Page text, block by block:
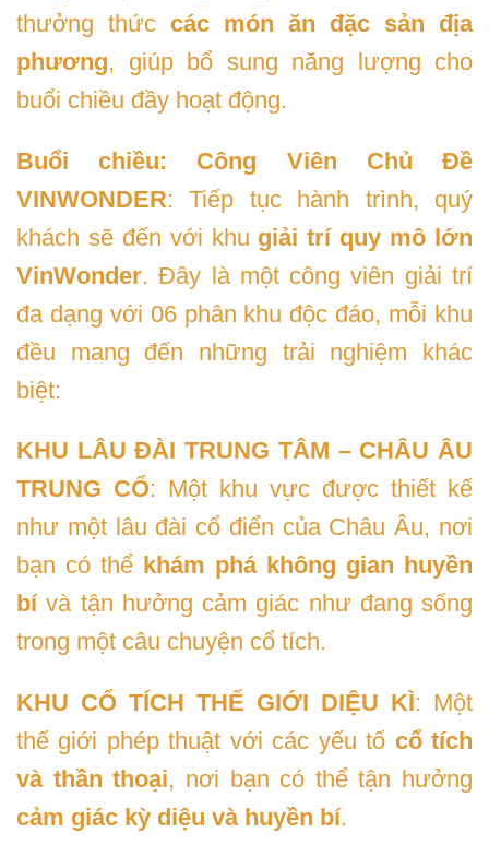
thưởng thức các món ăn đặc sản địa
phương, giúp bổ sung năng lượng cho
buổi chiều đầy hoạt động.
Buổi chiều: Công Viên Chủ Đề
VINWONDER: Tiếp tục hành trình, quý
khách sẽ đến với khu giải trí quy mô lớn
VinWonder. Đây là một công viên giải trí
đa dạng với 06 phân khu độc đáo, mỗi khu
đều mang đến những trải nghiệm khác
biệt:
KHU LÂU ĐÀI TRUNG TÂM – CHÂU ÂU
TRUNG CỔ: Một khu vực được thiết kế
như một lâu đài cổ điển của Châu Âu, nơi
bạn có thể khám phá không gian huyền
bívà tận hưởng cảm giác như đang sống
trong một câu chuyện cổ tích.
KHU CỔ TÍCH THẾ GIỚI DIỆU KÌ: Một
thế giới phép thuật với các yếu tố cổ tích
và thần thoại, nơi bạn có thể tận hưởng
cảm giác kỳ diệu và huyền bí.